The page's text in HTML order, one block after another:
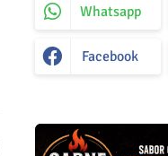
Whatsapp
Facebook